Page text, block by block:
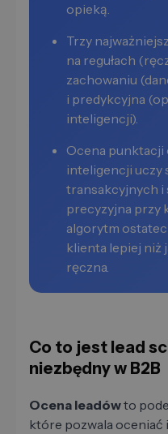
opieką.
Trzy
na regułach
zachowaniu
i predykcyjna
inteligencji).
Ocena punktacji
inteligencji uczy
transakcyjnych i
precyzyjna przy
algorytm
klienta lepiej niż
ręczna.
Co to jest lead
niezbędny w B2B
Ocena leadówto
które pozwala